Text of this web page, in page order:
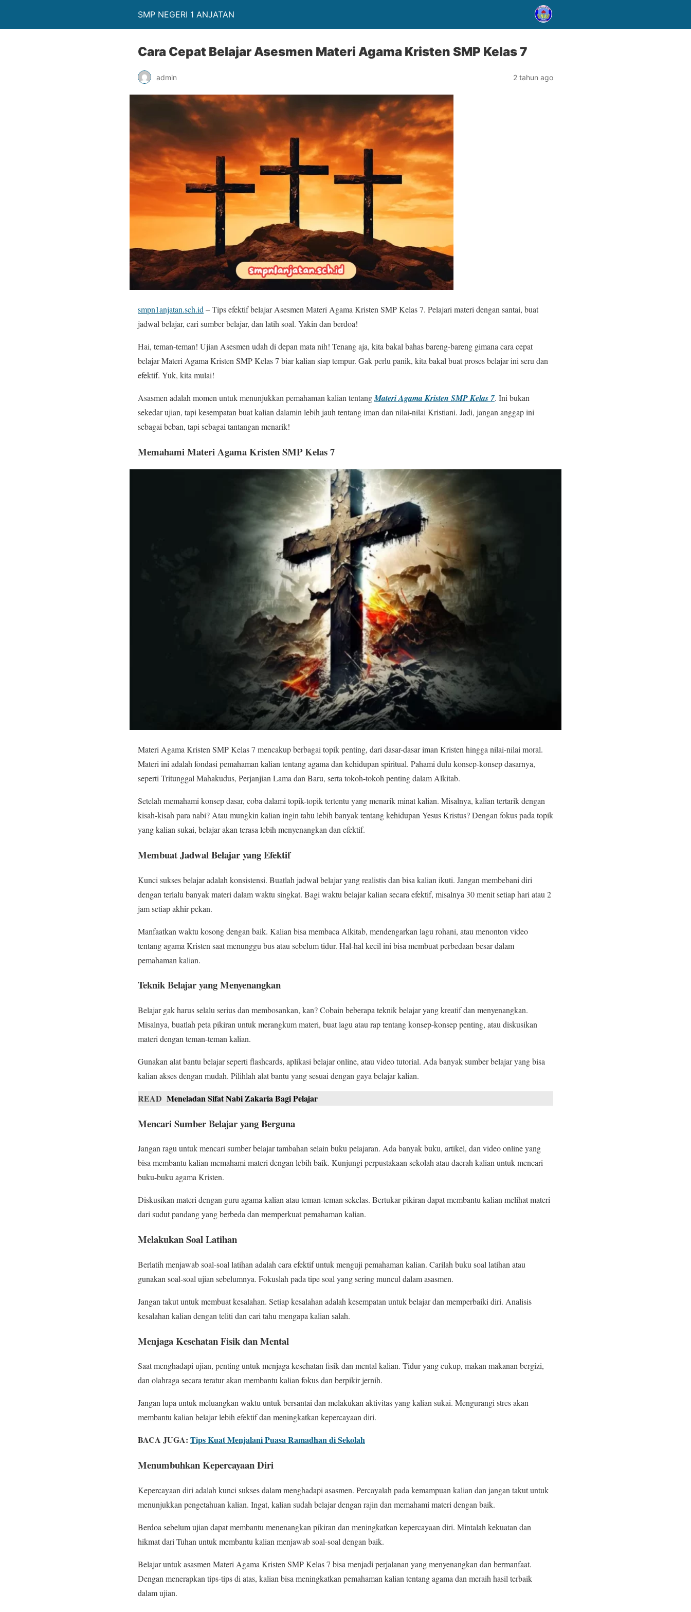
SMP NEGERI 1 ANJATAN
Cara Cepat Belajar Asesmen Materi Agama Kristen SMP Kelas 7
admin 2 tahun ago
smpn1anjatan.sch.id – Tips efektif belajar Asesmen Materi Agama Kristen SMP Kelas 7. Pelajari materi dengan santai, buat
jadwal belajar, cari sumber belajar, dan latih soal. Yakin dan berdoa!
Hai, teman-teman! Ujian Asesmen udah di depan mata nih! Tenang aja, kita bakal bahas bareng-bareng gimana cara cepat
belajar Materi Agama Kristen SMP Kelas 7 biar kalian siap tempur. Gak perlu panik, kita bakal buat proses belajar ini seru dan
efektif. Yuk, kita mulai!
Asasmen adalah momen untuk menunjukkan pemahaman kalian tentangMateri Agama Kristen SMP Kelas 7. Ini bukan
sekedar ujian, tapi kesempatan buat kalian dalamin lebih jauh tentang iman dan nilai-nilai Kristiani. Jadi, jangan anggap ini
sebagai beban, tapi sebagai tantangan menarik!
Memahami Materi Agama Kristen SMP Kelas 7
Materi Agama Kristen SMP Kelas 7 mencakup berbagai topik penting, dari dasar-dasar iman Kristen hingga nilai-nilai moral.
Materi ini adalah fondasi pemahaman kalian tentang agama dan kehidupan spiritual. Pahami dulu konsep-konsep dasarnya,
seperti Tritunggal Mahakudus, Perjanjian Lama dan Baru, serta tokoh-tokoh penting dalam Alkitab.
Setelah memahami konsep dasar, coba dalami topik-topik tertentu yang menarik minat kalian. Misalnya, kalian tertarik dengan
kisah-kisah para nabi? Atau mungkin kalian ingin tahu lebih banyak tentang kehidupan Yesus Kristus? Dengan fokus pada topik
yang kalian sukai, belajar akan terasa lebih menyenangkan dan efektif.
Membuat Jadwal Belajar yang Efektif
Kunci sukses belajar adalah konsistensi. Buatlah jadwal belajar yang realistis dan bisa kalian ikuti. Jangan membebani diri
dengan terlalu banyak materi dalam waktu singkat. Bagi waktu belajar kalian secara efektif, misalnya 30 menit setiap hari atau 2
jam setiap akhir pekan.
Manfaatkan waktu kosong dengan baik. Kalian bisa membaca Alkitab, mendengarkan lagu rohani, atau menonton video
tentang agama Kristen saat menunggu bus atau sebelum tidur. Hal-hal kecil ini bisa membuat perbedaan besar dalam
pemahaman kalian.
Teknik Belajar yang Menyenangkan
Belajar gak harus selalu serius dan membosankan, kan? Cobain beberapa teknik belajar yang kreatif dan menyenangkan.
Misalnya, buatlah peta pikiran untuk merangkum materi, buat lagu atau rap tentang konsep-konsep penting, atau diskusikan
materi dengan teman-teman kalian.
Gunakan alat bantu belajar seperti flashcards, aplikasi belajar online, atau video tutorial. Ada banyak sumber belajar yang bisa
kalian akses dengan mudah. Pilihlah alat bantu yang sesuai dengan gaya belajar kalian.
READ Meneladan Sifat Nabi Zakaria Bagi Pelajar
Mencari Sumber Belajar yang Berguna
Jangan ragu untuk mencari sumber belajar tambahan selain buku pelajaran. Ada banyak buku, artikel, dan video online yang
bisa membantu kalian memahami materi dengan lebih baik. Kunjungi perpustakaan sekolah atau daerah kalian untuk mencari
buku-buku agama Kristen.
Diskusikan materi dengan guru agama kalian atau teman-teman sekelas. Bertukar pikiran dapat membantu kalian melihat materi
dari sudut pandang yang berbeda dan memperkuat pemahaman kalian.
Melakukan Soal Latihan
Berlatih menjawab soal-soal latihan adalah cara efektif untuk menguji pemahaman kalian. Carilah buku soal latihan atau
gunakan soal-soal ujian sebelumnya. Fokuslah pada tipe soal yang sering muncul dalam asasmen.
Jangan takut untuk membuat kesalahan. Setiap kesalahan adalah kesempatan untuk belajar dan memperbaiki diri. Analisis
kesalahan kalian dengan teliti dan cari tahu mengapa kalian salah.
Menjaga Kesehatan Fisik dan Mental
Saat menghadapi ujian, penting untuk menjaga kesehatan fisik dan mental kalian. Tidur yang cukup, makan makanan bergizi,
dan olahraga secara teratur akan membantu kalian fokus dan berpikir jernih.
Jangan lupa untuk meluangkan waktu untuk bersantai dan melakukan aktivitas yang kalian sukai. Mengurangi stres akan
membantu kalian belajar lebih efektif dan meningkatkan kepercayaan diri.
BACA JUGA: Tips Kuat Menjalani Puasa Ramadhan di Sekolah
Menumbuhkan Kepercayaan Diri
Kepercayaan diri adalah kunci sukses dalam menghadapi asasmen. Percayalah pada kemampuan kalian dan jangan takut untuk
menunjukkan pengetahuan kalian. Ingat, kalian sudah belajar dengan rajin dan memahami materi dengan baik.
Berdoa sebelum ujian dapat membantu menenangkan pikiran dan meningkatkan kepercayaan diri. Mintalah kekuatan dan
hikmat dari Tuhan untuk membantu kalian menjawab soal-soal dengan baik.
Belajar untuk asasmen Materi Agama Kristen SMP Kelas 7 bisa menjadi perjalanan yang menyenangkan dan bermanfaat.
Dengan menerapkan tips-tips di atas, kalian bisa meningkatkan pemahaman kalian tentang agama dan meraih hasil terbaik
dalam ujian.